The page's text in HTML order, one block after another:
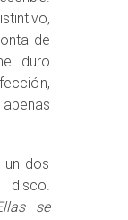
de
duro
dos
disco.
se